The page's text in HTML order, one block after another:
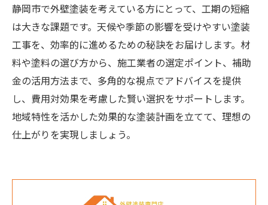
静岡市で外壁塗装を考えている方にとって、工期の短縮
は大きな課題です。天候や季節の影響を受けやすい塗装
工事を、効率的に進めるための秘訣をお届けします。材
料や塗料の選び方から、施工業者の選定ポイント、補助
金の活用方法まで、多角的な視点でアドバイスを提供
し、費用対効果を考慮した賢い選択をサポートします。
地域特性を活かした効果的な塗装計画を立てて、理想の
仕上がりを実現しましょう。